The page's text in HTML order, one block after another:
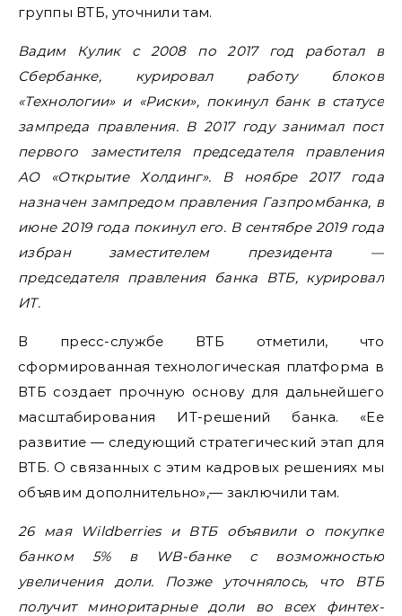
группы ВТБ, уточнили там.
Вадим Кулик с 2008 по 2017 год работал в
Сбербанке, курировал работу блоков
«Технологии» и «Риски», покинул банк в статусе
зампреда правления. В 2017 году занимал пост
первого заместителя председателя правления
АО «Открытие Холдинг». В ноябре 2017 года
назначен зампредом правления Газпромбанка, в
июне 2019 года покинул его. В сентябре 2019 года
избран заместителем президента —
председателя правления банка ВТБ, курировал
ИТ.
В пресс-службе ВТБ отметили, что
сформированная технологическая платформа в
ВТБ создает прочную основу для дальнейшего
масштабирования ИТ-решений банка. «Ее
развитие — следующий стратегический этап для
ВТБ. О связанных с этим кадровых решениях мы
объявим дополнительно»,— заключили там.
26 мая Wildberries и ВТБ объявили о покупке
банком 5% в WB-банке с возможностью
увеличения доли. Позже уточнялось, что ВТБ
получит миноритарные доли во всех финтех-